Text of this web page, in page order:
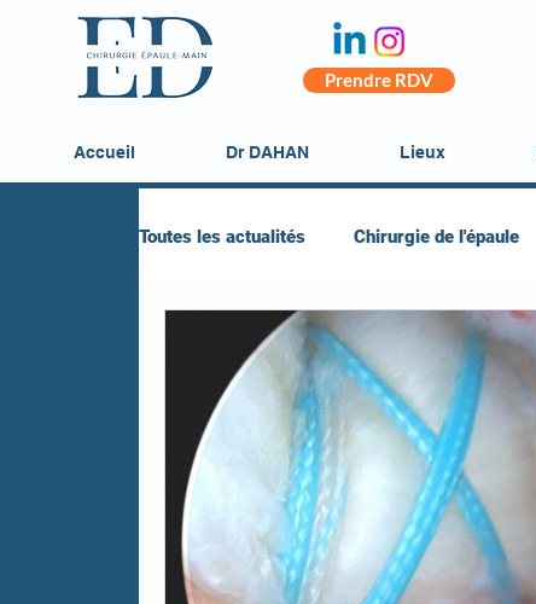
Prendre RDV
Accueil Dr DAHAN Lieux
Toutes les actualités Chirurgie de l'épaule
Chirurgie de la main